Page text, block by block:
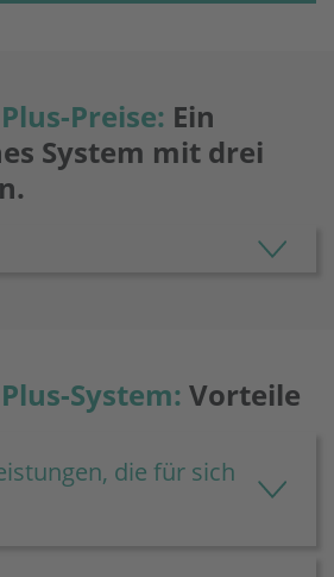
Preise: Ein
System mit drei
System: Vorteile
die für sich